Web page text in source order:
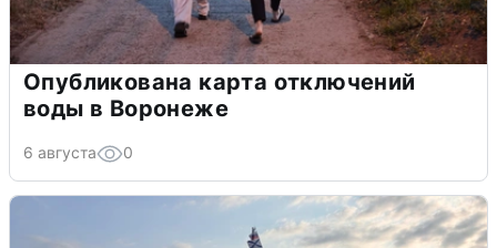
Опубликована карта отключений
воды в Воронеже
6 августа 0